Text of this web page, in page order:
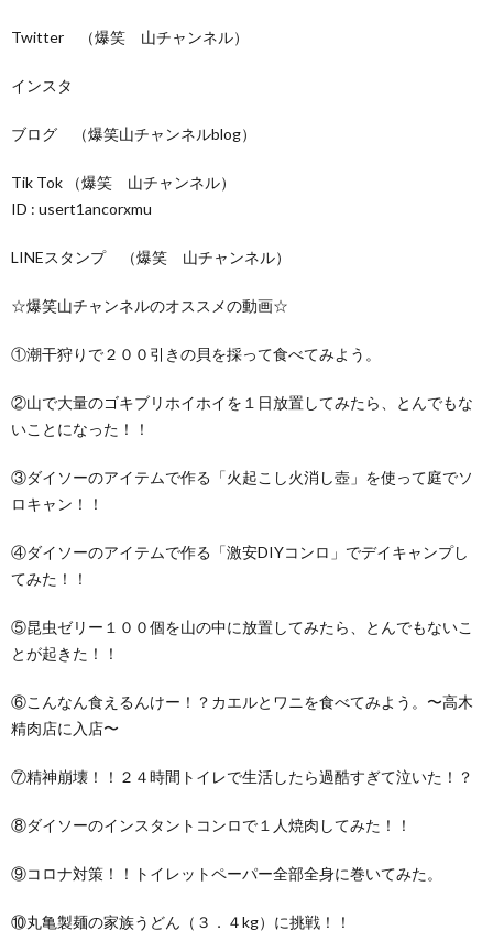
Twitter （爆笑 山チャンネル）
インスタ
ブログ （爆笑山チャンネルblog）
Tik Tok （爆笑 山チャンネル）
ID : usert1ancorxmu
LINEスタンプ （爆笑 山チャンネル）
☆爆笑山チャンネルのオススメの動画☆
①潮干狩りで２００引きの貝を採って食べてみよう。
②山で大量のゴキブリホイホイを１日放置してみたら、とんでもな
いことになった！！
③ダイソーのアイテムで作る「火起こし火消し壺」を使って庭でソ
ロキャン！！
④ダイソーのアイテムで作る「激安DIYコンロ」でデイキャンプし
てみた！！
⑤昆虫ゼリー１００個を山の中に放置してみたら、とんでもないこ
とが起きた！！
⑥こんなん食えるんけー！？カエルとワニを食べてみよう。〜高木
精肉店に入店〜
⑦精神崩壊！！２４時間トイレで生活したら過酷すぎて泣いた！？
⑧ダイソーのインスタントコンロで１人焼肉してみた！！
⑨コロナ対策！！トイレットペーパー全部全身に巻いてみた。
⑩丸亀製麺の家族うどん（３．４kg）に挑戦！！